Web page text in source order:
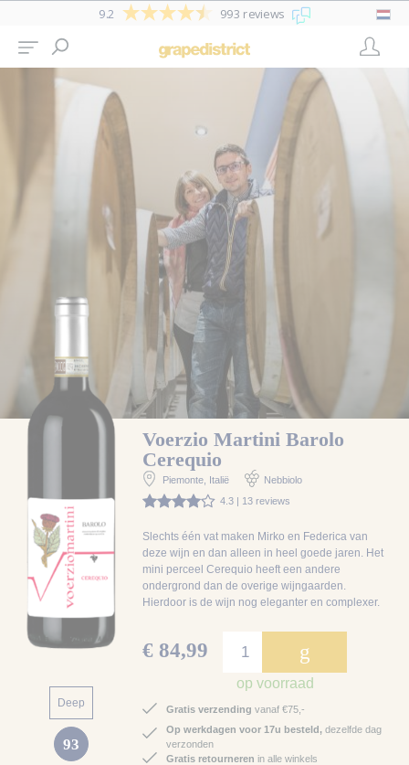
9.2 993 reviews
Deep
93
Voerzio Martini Barolo
Cerequio
Piemonte, Italië
Nebbiolo
4.3 | 13 reviews
Slechts één vat maken Mirko en Federica van
deze wijn en dan alleen in heel goede jaren. Het
mini perceel Cerequio heeft een andere
ondergrond dan de overige wijngaarden.
Hierdoor is de wijn nog eleganter en complexer.
€ 84,99 g
op voorraad
Gratis verzending vanaf €75,-
Op werkdagen voor 17u besteld,dezelfde dag
verzonden
Gratis retourneren in alle winkels